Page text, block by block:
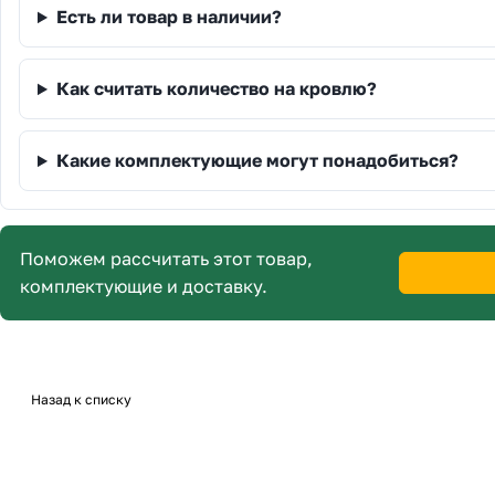
Есть ли товар в наличии?
Как считать количество на кровлю?
Какие комплектующие могут понадобиться?
Поможем рассчитать этот товар,
комплектующие и доставку.
Назад к списку